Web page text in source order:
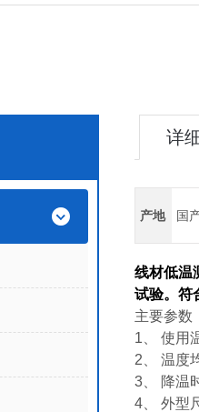
详
产地 国
线材低温
试验。符
主要参数
1、 使用
2、 温度
3、 降温
4、 外型